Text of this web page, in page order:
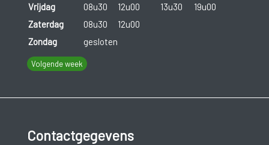
Vrijdag
08u30 12u00 13u30
19u00
Zaterdag
08u30
12u00
Zondag
gesloten
Volgende week
Contactgegevens